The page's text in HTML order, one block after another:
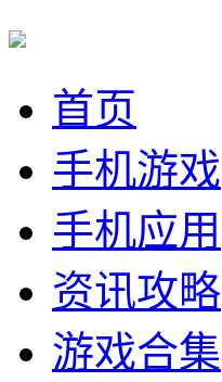
首页
手机游戏
手机应用
资讯攻略
游戏合集